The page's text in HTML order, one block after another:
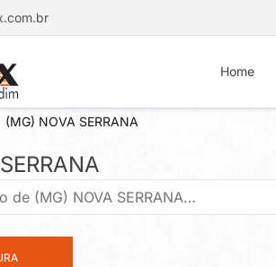
Home
(MG) NOVA SERRANA